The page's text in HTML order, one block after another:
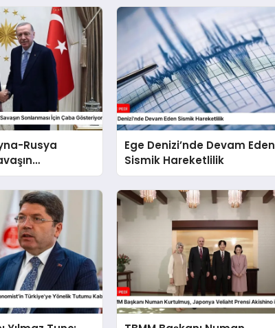
Rusya
Çaba
Ege Denizi’nde Devam Eden
Sismik Hareketlilik